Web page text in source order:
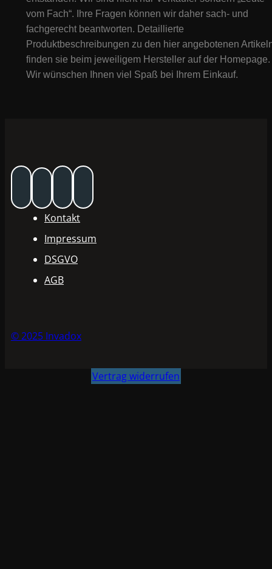
vom Fach“. Ihre Fragen können wir daher sach- und
fachgerecht beantworten. Detaillierte
Produktbeschreibungen zu den hier angebotenen
finden sie beim jeweiligem Hersteller auf der Homepage.
Wir wünschen Ihnen viel Spaß bei Ihrem Einkauf.
Kontakt
Impressum
DSGVO
AGB
© 2025 Invadox
Vertrag widerrufen